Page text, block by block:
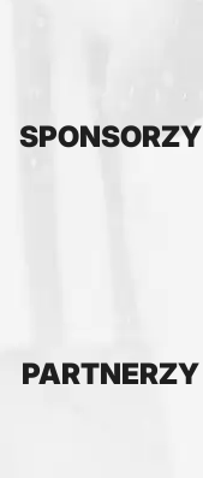
SPONSORZY
PARTNERZY